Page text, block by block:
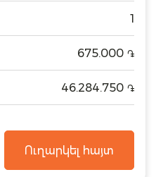
1
675.000 ֏
46.284.750 ֏
Ուղարկել հայտ